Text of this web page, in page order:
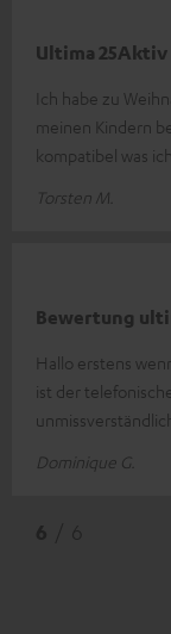
Ultima 25Aktiv
Ich habe zu
meinen Kindern
kompatibel was
Torsten M.
Bewertung
Hallo erstens
ist der
Dominique G.